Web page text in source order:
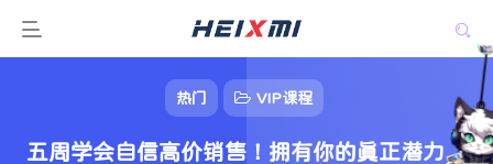
热门 VIP课程
五周学会自信高价销售！拥有你的真正潜力，